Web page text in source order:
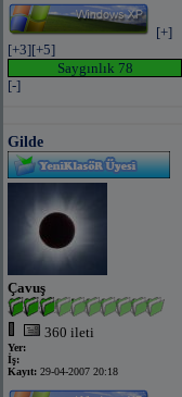
[+]
[+3][+5]
Saygınlık 78
[-]
Gilde
Çavuş
360 ileti
Yer:
İş:
Kayıt: 29-04-2007 20:18